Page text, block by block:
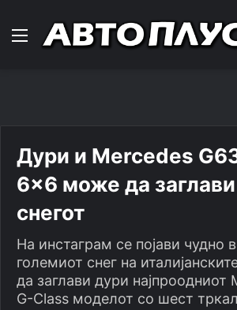
Навигација
Дури и Mercedes
6×6 може да
снегот
На инстаграм се појави чудно
големиот снег на
да заглави дури најпроодниот
G-Class моделот со шест